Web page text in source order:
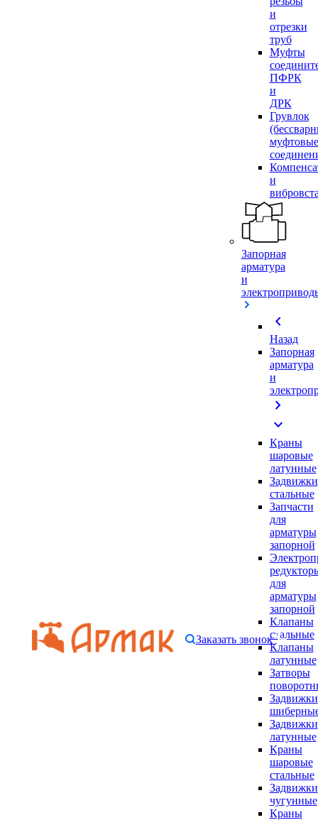
и
отрезки
труб
Муфты
ПФРК
и
ДРК
Грувлок
муфтовые
и
Запорная
арматура
и
chevron_left
Назад
Запорная
арматура
и
chevron_right
expand_more
Краны
шаровые
латунные
Задвижки
стальные
Запчасти
для
арматуры
запорной
для
арматуры
запорной
Клапаны
стальные
Клапаны
латунные
Затворы
Задвижки
Задвижки
латунные
Краны
шаровые
стальные
Задвижки
чугунные
Краны
Заказать звонок